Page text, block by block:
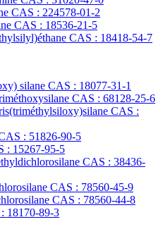
CAS : 224578-01-2
CAS : 18536-21-5
CAS : 18418-54-7
silane CAS : 18077-31-1
CAS : 68128-25-6
CAS :
: 51826-90-5
: 15267-95-5
CAS : 38436-
CAS : 78560-45-9
CAS : 78560-44-8
18170-89-3